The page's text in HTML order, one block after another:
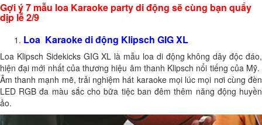
Gợi ý 7 mẫu loa Karaoke party di động sẽ cùng bạn quẩy
dịp lễ 2/9
Loa Karaoke di động Klipsch GIG XL
Loa Klipsch Sidekicks GIG XL là mẫu loa di động không dây độc đáo,
hiện đại mới nhất của thương hiệu âm thanh Klipsch nổi tiếng của Mỹ.
Âm thanh mạnh mẽ, trải nghiệm hát karaoke mọi lúc mọi nơi cùng đèn
LED RGB đa màu sắc cho bữa tiệc ban đêm thêm năng động huyền
ảo.